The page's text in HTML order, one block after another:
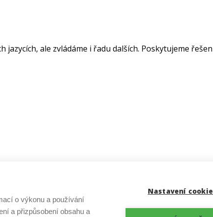
o výkonu a používání
a přizpůsobení obsahu a
Nastavení
ale zvládáme i řadu dalších. Poskytujeme